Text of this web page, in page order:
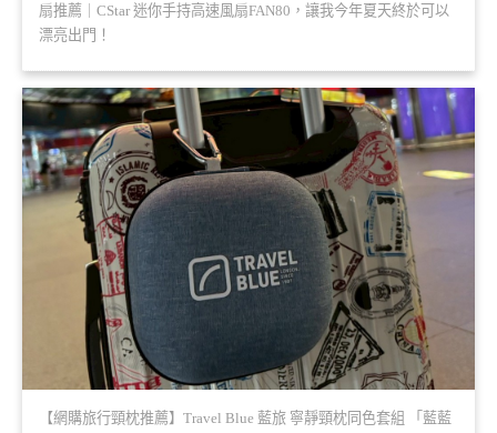
扇推薦｜CStar 迷你手持高速風扇FAN80，讓我今年夏天終於可以
漂亮出門！
【網購旅行頸枕推薦】Travel Blue 藍旅 寧靜頸枕同色套組 「藍藍